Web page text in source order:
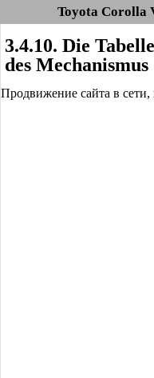
Toyota Corolla
3.4.10. Die
des Mechanismus
Продвижение сайта в сети,